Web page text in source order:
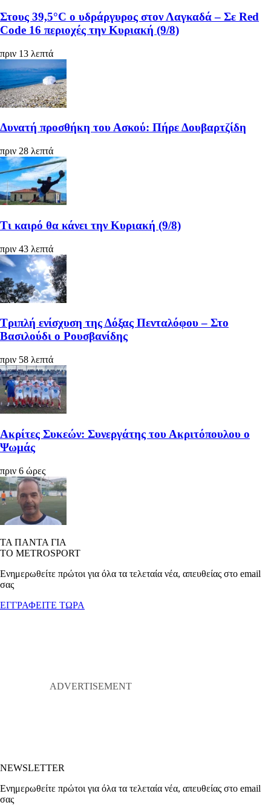
Στους 39,5°C ο υδράργυρος στον Λαγκαδά – Σε Red
Code 16 περιοχές την Κυριακή (9/8)
πριν 13 λεπτά
Δυνατή προσθήκη του Ασκού: Πήρε Δουβαρτζίδη
πριν 28 λεπτά
Τι καιρό θα κάνει την Κυριακή (9/8)
πριν 43 λεπτά
Τριπλή ενίσχυση της Δόξας Πενταλόφου – Στο
Βασιλούδι ο Ρουσβανίδης
πριν 58 λεπτά
Ακρίτες Συκεών: Συνεργάτης του Ακριτόπουλου ο
Ψωμάς
πριν 6 ώρες
ΤΑ ΠΑΝΤΑ ΓΙΑ
ΤΟ METROSPORT
Ενημερωθείτε πρώτοι για όλα τα τελεταία νέα, απευθείας στο email
σας
ΕΓΓΡΑΦΕΙΤΕ ΤΩΡΑ
NEWSLETTER
Ενημερωθείτε πρώτοι για όλα τα τελεταία νέα, απευθείας στο email
σας